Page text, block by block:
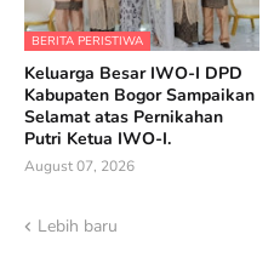
BERITA PERISTIWA
Keluarga Besar IWO-I DPD
Kabupaten Bogor Sampaikan
Selamat atas Pernikahan
Putri Ketua IWO-I.
August 07, 2026
Lebih baru